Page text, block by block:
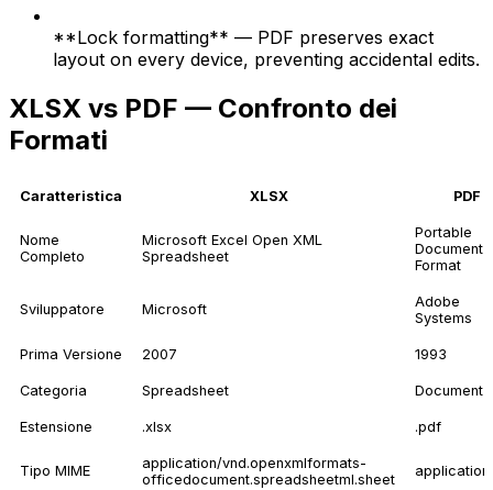
**Lock formatting** — PDF preserves exact
layout on every device, preventing accidental edits.
XLSX vs PDF — Confronto dei
Formati
Caratteristica XLSX PDF
Nome
Completo
Microsoft Excel Open XML
Spreadsheet
Portable
Document
Format
Sviluppatore Microsoft
Adobe
Systems
Prima Versione 2007 1993
Categoria Spreadsheet Document
Estensione .xlsx .pdf
Tipo MIME
application/vnd.openxmlformats-
officedocument.spreadsheetml.sheet